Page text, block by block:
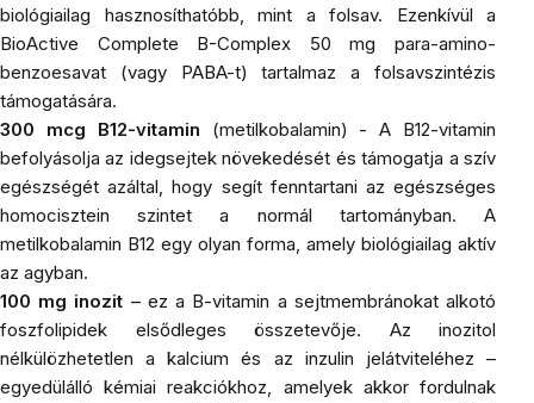
biológiailag hasznosíthatóbb, mint a folsav. Ezenkívül a
BioActive Complete B-Complex 50 mg para-amino-
benzoesavat (vagy PABA-t) tartalmaz a folsavszintézis
támogatására.
300 mcg B12-vitamin (metilkobalamin) - A B12-vitamin
befolyásolja az idegsejtek növekedését és támogatja a szív
egészségét azáltal, hogy segít fenntartani az egészséges
homocisztein szintet a normál tartományban. A
metilkobalamin B12 egy olyan forma, amely biológiailag aktív
az agyban.
100 mg inozit – ez a B-vitamin a sejtmembránokat alkotó
foszfolipidek elsődleges összetevője. Az inozitol
nélkülözhetetlen a kalcium és az inzulin jelátviteléhez –
egyedülálló kémiai reakciókhoz, amelyek akkor fordulnak